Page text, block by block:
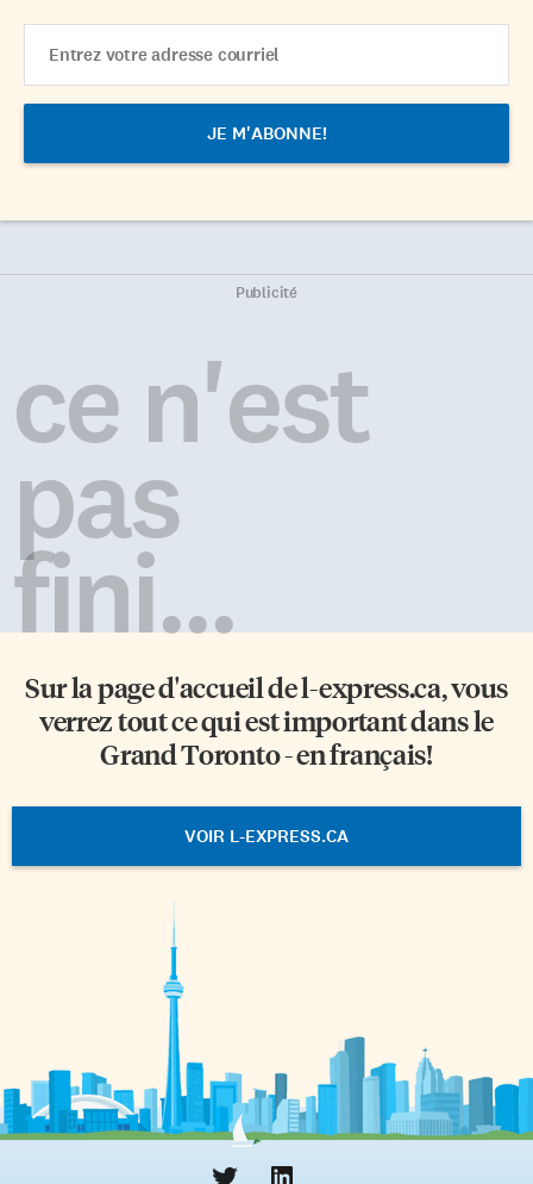
Address
Publicité
ce n'est
pas
fini...
Sur la page d'accueil del-express.ca, vous
verrez tout ce qui est important dans le
Grand Toronto - en français!
VOIR L-EXPRESS.CA